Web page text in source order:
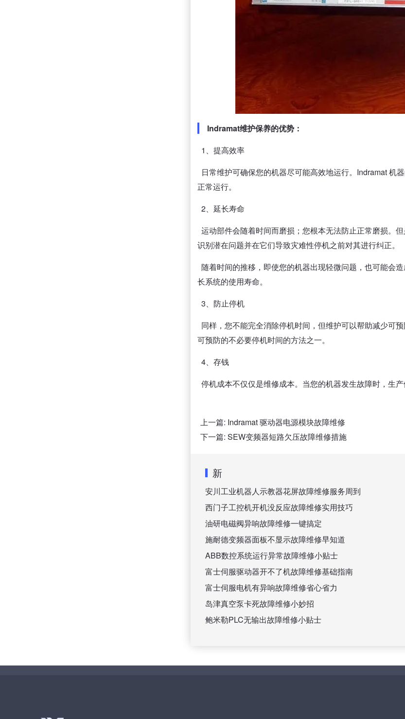
Indramat维护保养的优势：
1、提高效率
日常维护可确保您的机器尽可能高效地运行。Indramat 机
正常运行。
2、延长寿命
运动部件会随着时间而磨损；您根本无法防止正常磨损。
识别潜在问题并在它们导致灾难性停机之前对其进行纠正。
随着时间的推移，即使您的机器出现轻微问题，也可能会
长系统的使用寿命。
3、防止停机
同样，您不能完全消除停机时间，但维护可以帮助减少可
可预防的不必要停机时间的方法之一。
4、存钱
停机成本不仅仅是维修成本。当您的机器发生故障时，生
上一篇: Indramat 驱动器电源模块故障维修
下一篇: SEW变频器短路欠压故障维修措施
新
安川工业机器人示教器花屏故障维修服务周到
西门子工控机开机没反应故障维修实用技巧
油研电磁阀异响故障维修一键搞定
施耐德变频器面板不显示故障维修早知道
ABB数控系统运行异常故障维修小贴士
富士伺服驱动器开不了机故障维修基础指南
富士伺服电机有异响故障维修省心省力
岛津真空泵卡死故障维修小妙招
鲍米勒PLC无输出故障维修小贴士